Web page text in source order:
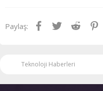
Paylaş: Facebook
TwitterReddit
Teknoloji Haberleri